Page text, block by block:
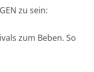
zu sein:
zum Beben. So